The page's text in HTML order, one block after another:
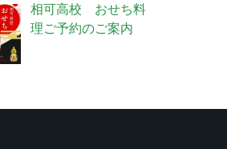
相可高校 おせち料
理ご予約のご案内